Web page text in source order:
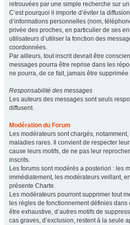
retrouvées par une simple recherche sur
C’est pourquoi il importe d’éviter la
d’informations personnelles (nom,
privée des proches, en particulier de ses
utilisateurs d’utiliser la fonction des
coordonnées.
Par ailleurs, tout inscrit devrait être
messages pourra être reprise dans les
ne pourra, de ce fait, jamais être
Responsabilité des messages
Les auteurs des messages sont seuls
diffusent.
Modération du Forum
Les modérateurs sont chargés,
maladies rares. Il convient de respecter
cause leurs motifs, de ne pas leur
inscrits.
Les forums sont modérés a posteriori : les
immédiatement, les modérateurs veillant,
présente Charte.
Les modérateurs pourront supprimer tout
les règles de fonctionnement définies
être exhaustive, d’autres motifs de
cas graves, d’exclusion, restent à la seule